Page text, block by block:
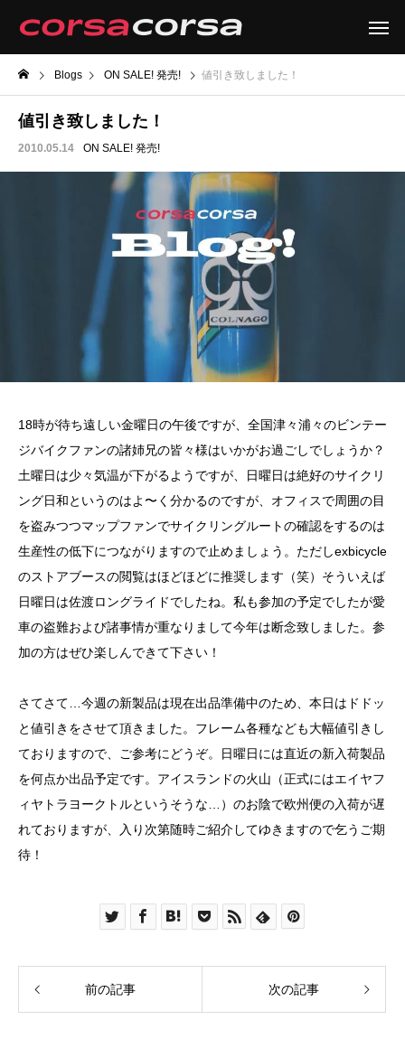
Blogs ON SALE! 発売! 値引き致しました！
値引き致しました！
2010.05.14 ON SALE! 発売!
18時が待ち遠しい金曜日の午後ですが、全国津々浦々のビンテー
ジバイクファンの諸姉兄の皆々様はいかがお過ごしでしょうか？
土曜日は少々気温が下がるようですが、日曜日は絶好のサイクリ
ング日和というのはよ〜く分かるのですが、オフィスで周囲の目
を盗みつつマップファンでサイクリングルートの確認をするのは
生産性の低下につながりますので止めましょう。ただしexbicycle
のストアブースの閲覧はほどほどに推奨します（笑）そういえば
日曜日は佐渡ロングライドでしたね。私も参加の予定でしたが愛
車の盗難および諸事情が重なりまして今年は断念致しました。参
加の方はぜひ楽しんできて下さい！
さてさて…今週の新製品は現在出品準備中のため、本日はドドッ
と値引き をさせて頂きました。フレーム各種なども大幅値引きし
ておりますので、ご参考にどうぞ。日曜日には直近の新入荷製品
を何点か出品予定です。アイスランドの火山（正式にはエイヤフ
ィヤトラヨークトルというそうな…）のお陰で欧州便の入荷が遅
れておりますが、入り次第随時ご紹介してゆきますので乞うご期
待！
前の記事 次の記事